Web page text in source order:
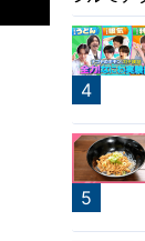
2
3
4
5